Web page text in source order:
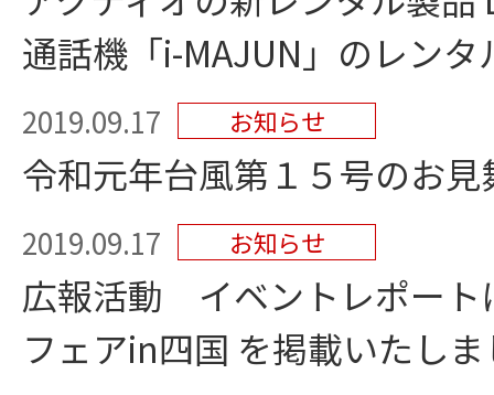
通話機「i-MAJUN」のレンタ
2019.09.17 お知らせ
令和元年台風第１５号のお見
2019.09.17 お知らせ
広報活動 イベントレポート
フェアin四国 を掲載いたし